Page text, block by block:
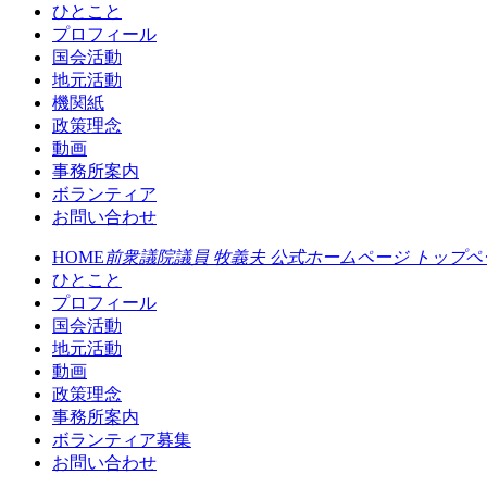
ひとこと
プロフィール
国会活動
地元活動
機関紙
政策理念
動画
事務所案内
ボランティア
お問い合わせ
HOME前衆議院議員 牧義夫 公式ホームページ トップペ
ひとこと
プロフィール
国会活動
地元活動
動画
政策理念
事務所案内
ボランティア募集
お問い合わせ